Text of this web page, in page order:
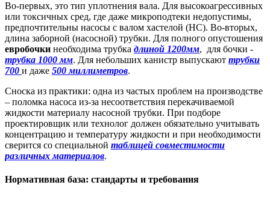
Во-первых, это тип уплотнения вала. Для высокоагрессивных
или токсичных сред, где даже микроподтеки недопустимы,
предпочтительны насосы с валом хастелой (НС). Во-вторых,
длина заборной (насосной) трубки. Для полного опустошения
евробочки необходима трубка длиной 1200мм, для бочки -
трубка 1000 мм. Для небольших канистр выпускают трубки
700 и даже 500 миллиметров.
Сноска из практики: одна из частых проблем на производстве
– поломка насоса из-за несоответствия перекачиваемой
жидкости материалу насосной трубки. При подборе
проектировщик или технолог должен обязательно учитывать
концентрацию и температуру жидкости и при необходимости
сверится со специальной таблицей совместимости
различных материалов.
Нормативная база: стандарты и требования